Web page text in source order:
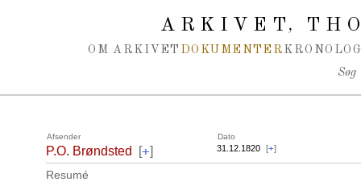
ARKIVET,
OM ARKIVET DOKUMENTER
Søg
Afsender Dato
P.O. Brøndsted [+] 31.12.1820 [+]
Resumé